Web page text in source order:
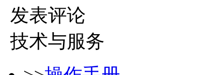
发表评论
技术与服务